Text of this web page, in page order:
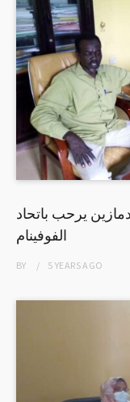
يرحب باتحاد
الفوفينام
BY 5 YEARSAGO